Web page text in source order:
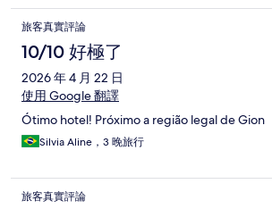
旅客真實評論
10/10 好極了
2026 年 4 月 22 日
使用 Google 翻譯
Ótimo hotel! Próximo a região legal de Gion
Silvia Aline，3 晚旅行
旅客真實評論